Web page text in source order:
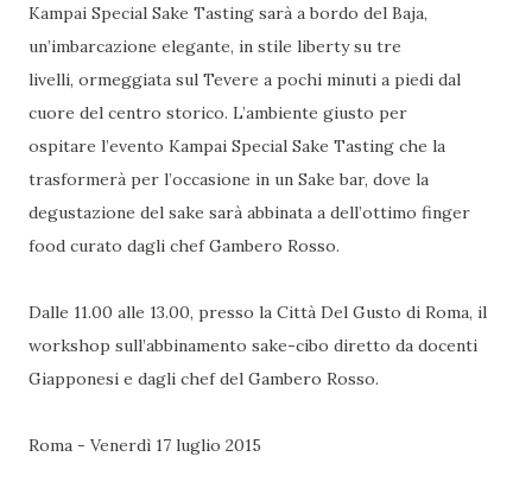
Kampai Special Sake Tasting sarà a bordo del Baja,
un’imbarcazione elegante, in stile liberty su tre
livelli, ormeggiata sul Tevere a pochi minuti a piedi dal
cuore del centro storico. L’ambiente giusto per
ospitare l’evento Kampai Special Sake Tasting che la
trasformerà per l’occasione in un Sake bar, dove la
degustazione del sake sarà abbinata a dell’ottimo finger
food curato dagli chef Gambero Rosso.
Dalle 11.00 alle 13.00, presso la Città Del Gusto di Roma, il
workshop sull’abbinamento sake-cibo diretto da docenti
Giapponesi e dagli chef del Gambero Rosso.
Roma - Venerdì 17 luglio 2015